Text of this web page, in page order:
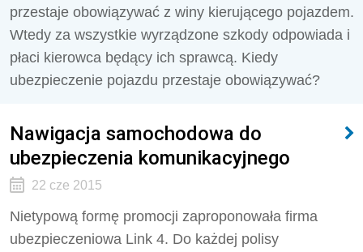
przestaje obowiązywać z winy kierującego pojazdem.
Wtedy za wszystkie wyrządzone szkody odpowiada i
płaci kierowca będący ich sprawcą. Kiedy
ubezpieczenie pojazdu przestaje obowiązywać?
Nawigacja samochodowa do
ubezpieczenia komunikacyjnego
22 cze 2015
Nietypową formę promocji zaproponowała firma
ubezpieczeniowa Link 4. Do każdej polisy